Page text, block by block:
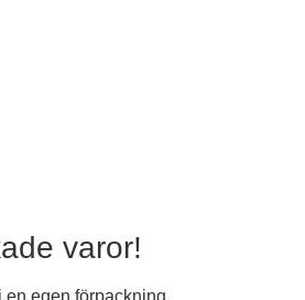
varor!
en egen förpackning.